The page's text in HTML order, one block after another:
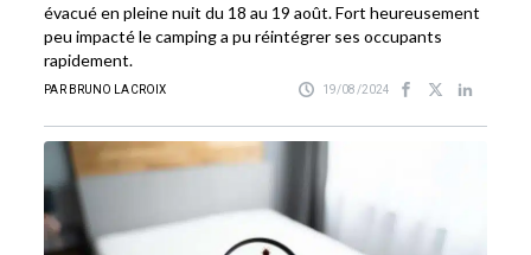
évacué en pleine nuit du 18 au 19 août. Fort heureusement
peu impacté le camping a pu réintégrer ses occupants
rapidement.
PAR BRUNO LACROIX 19/08/2024